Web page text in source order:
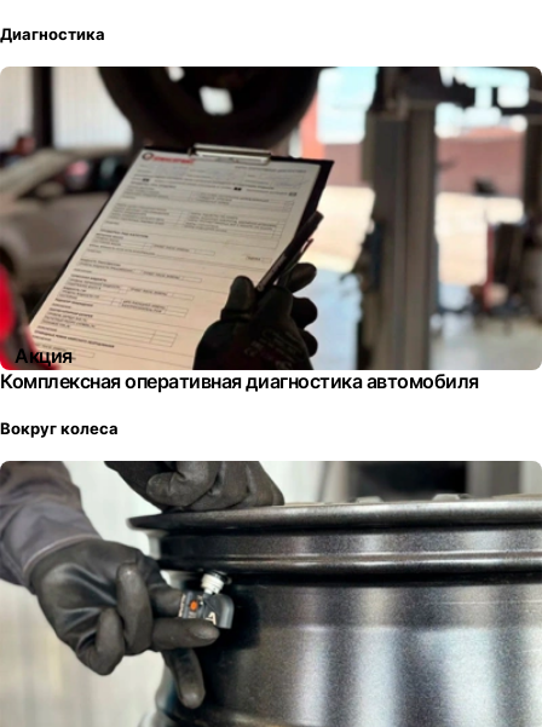
Диагностика
Акция
Комплексная оперативная диагностика автомобиля
Вокруг колеса